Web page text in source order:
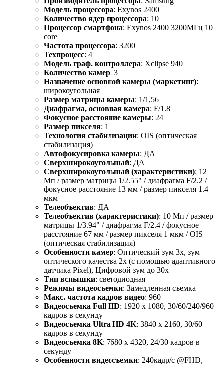
Модель процессора: Exynos 2400
Количество ядер процессора: 10
Процессор смартфона: Exynos 2400 3200МГц 10
core
Частота процессора: 3200
Техпроцесс: 4
Модель граф. контроллера: Xclipse 940
Количество камер: 3
Назначение основной камеры (маркетинг):
широкоугольная
Размер матрицы камеры: 1/1,56
Диафрагма, основная камера: F/1.8
Фокусное расстояние камеры: 24
Размер пикселя: 1
Технология стабилизации: OIS (оптическая
стабилизация)
Автофокусировка камеры: ДА
Сверхширокоугольный: ДА
Сверхширокоугольный (характеристики): 12
Мп / размер матрицы 1/2.55" / диафрагма F/2.2 /
фокусное расстояние 13 мм / размер пикселя 1.4
мкм
Телеобъектив: ДА
Телеобъектив (характеристики): 10 Мп / размер
матрицы 1/3.94" / диафрагма F/2.4 / фокусное
расстояние 67 мм / размер пикселя 1 мкм / OIS
(оптическая стабилизация)
Особенности камер: Оптический зум 3x, зум
оптического качества 2x (с помощью адаптивного
датчика Pixel), Цифровой зум до 30x
Тип вспышки: светодиодная
Режимы видеосъемки: Замедленная съемка
Макс. частота кадров видео: 960
Видеосъемка Full HD: 1920 x 1080, 30/60/240/960
кадров в секунду
Видеосъемка Ultra HD 4K: 3840 x 2160, 30/60
кадров в секунду
Видеосъемка 8K: 7680 x 4320, 24/30 кадров в
секунду
Особенности видеосъемки: 240кадр/с @FHD,